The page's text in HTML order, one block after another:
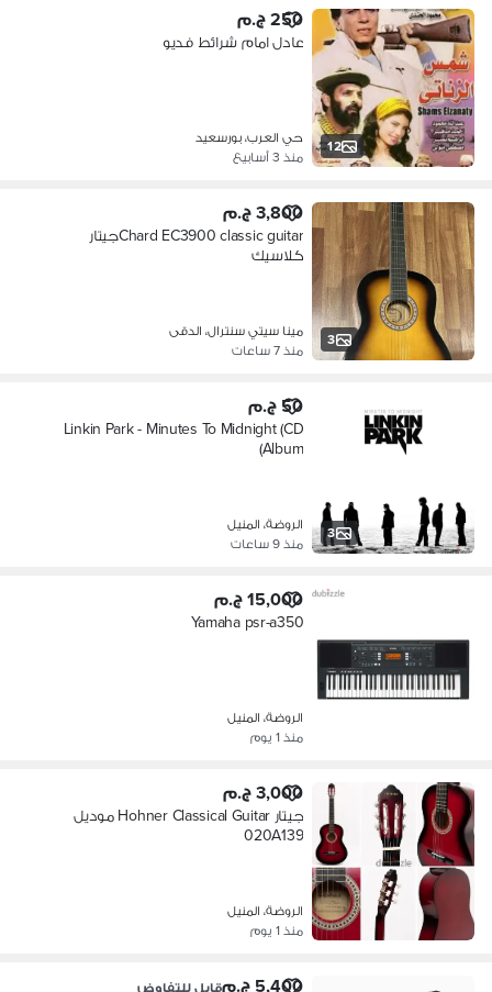
12
250 ج.م
عادل امام شرائط فديو
حي العرب، بورسعيد
منذ 3 أسابيع
3
3,800 ج.م
Chard EC3900 classic guitarجيتار
كلاسيك
مينا سيتي سنترال، الدقى
منذ 7 ساعات
3
50 ج.م
Linkin Park - Minutes To Midnight (CD
Album)
الروضة، المنيل
منذ 9 ساعات
15,000 ج.م
Yamaha psr-a350
الروضة، المنيل
منذ 1 يوم
3,000 ج.م
جيتار Hohner Classical Guitar موديل
020A139
الروضة، المنيل
منذ 1 يوم
5,400 ج.م قابل للتفاوض